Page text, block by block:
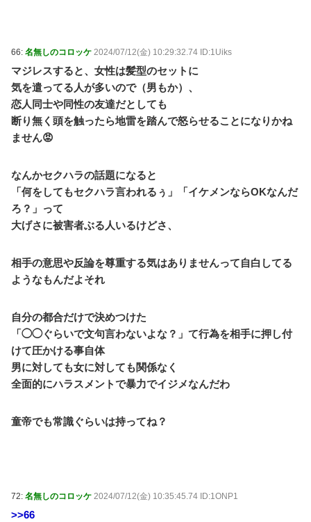
66: 名無しのコロッケ 2024/07/12(金) 10:29:32.74 ID:1Uiks
マジレスすると、女性は髪型のセットに
気を遣ってる人が多いので（男もか）、
恋人同士や同性の友達だとしても
断り無く頭を触ったら地雷を踏んで怒らせることになりかね
ません😡
なんかセクハラの話題になると
「何をしてもセクハラ言われるぅ」「イケメンならOKなんだ
ろ？」って
大げさに被害者ぶる人いるけどさ、
相手の意思や反論を尊重する気はありませんって自白してる
ようなもんだよそれ
自分の都合だけで決めつけた
「◯◯ぐらいで文句言わないよな？」て行為を相手に押し付
けて圧かける事自体
男に対しても女に対しても関係なく
全面的にハラスメントで暴力でイジメなんだわ
童帝でも常識ぐらいは持ってね？
72: 名無しのコロッケ 2024/07/12(金) 10:35:45.74 ID:1ONP1
>>66